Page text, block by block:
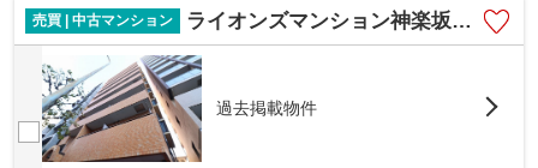
売買 | 中古マンション
ライオンズマンション神楽坂第6
過去掲載物件